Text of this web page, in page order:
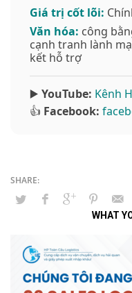
Giá trị cốt lõi:
Văn hóa: công
cạnh tranh lành
kết hỗ trợ
▶️ YouTube: Kênh
👍 Facebook:
WHAT